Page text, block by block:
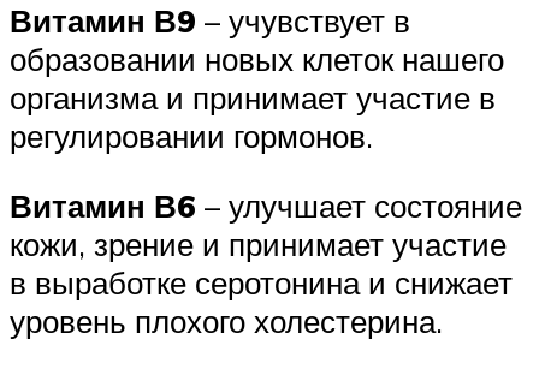
Витамин В9 – учувствует в
образовании новых клеток нашего
организма и принимает участие в
регулировании гормонов.
Витамин В6 – улучшает состояние
кожи, зрение и принимает участие
в выработке серотонина и снижает
уровень плохого холестерина.